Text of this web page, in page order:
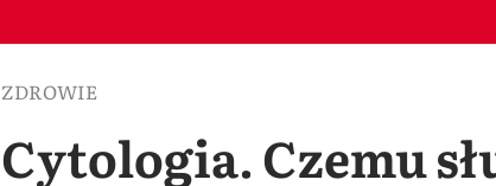
ZDROWIE
Cytologia. Czemu